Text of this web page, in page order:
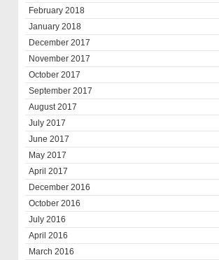
February 2018
January 2018
December 2017
November 2017
October 2017
September 2017
August 2017
July 2017
June 2017
May 2017
April 2017
December 2016
October 2016
July 2016
April 2016
March 2016